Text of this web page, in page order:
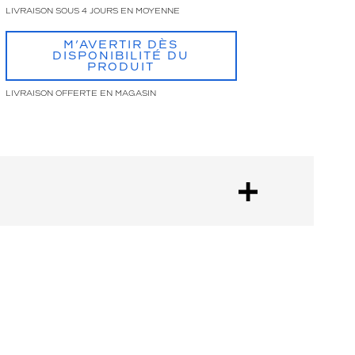
LIVRAISON SOUS 4 JOURS EN MOYENNE
M’AVERTIR DÈS
DISPONIBILITÉ DU
PRODUIT
LIVRAISON OFFERTE EN MAGASIN